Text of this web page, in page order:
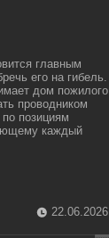
главным
его на гибель.
дом пожилого
проводником
позициям
каждый
22.06.2026